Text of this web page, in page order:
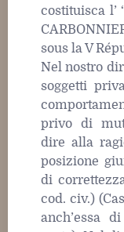
costituisca l’
sous la V
Nel nostro
soggetti
privo di
dire alla
posizione
di
cod. civ.)
anch’essa